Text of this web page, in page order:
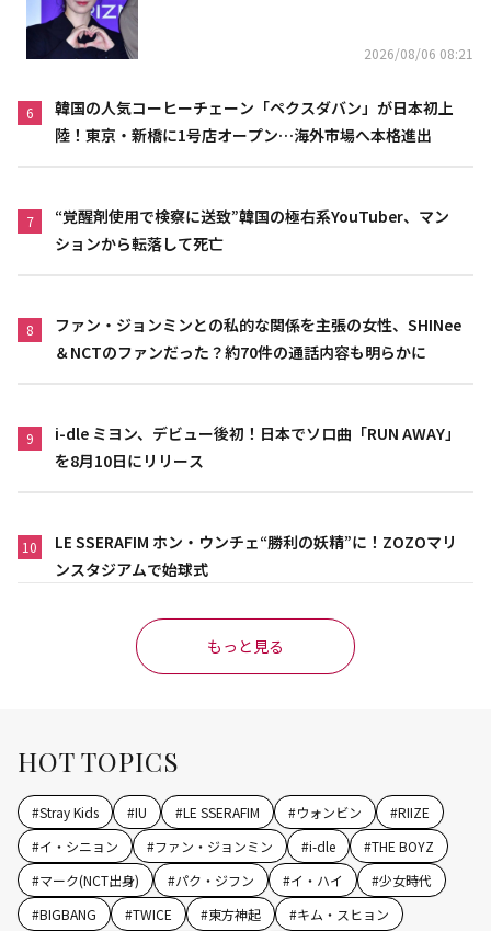
2026/08/06 08:21
6
韓国の人気コーヒーチェーン「ペクスダバン」が日本初上
陸！東京・新橋に1号店オープン…海外市場へ本格進出
7
“覚醒剤使用で検察に送致”韓国の極右系YouTuber、マン
ションから転落して死亡
8
ファン・ジョンミンとの私的な関係を主張の女性、SHINee
＆NCTのファンだった？約70件の通話内容も明らかに
9
i-dle ミヨン、デビュー後初！日本でソロ曲「RUN AWAY」
を8月10日にリリース
10
LE SSERAFIM ホン・ウンチェ“勝利の妖精”に！ZOZOマリ
ンスタジアムで始球式
もっと見る
HOT TOPICS
#Stray Kids #IU #LE SSERAFIM #ウォンビン #RIIZE
#イ・シニョン #ファン・ジョンミン #i-dle #THE BOYZ
#マーク(NCT出身) #パク・ジフン #イ・ハイ #少女時代
#BIGBANG #TWICE #東方神起 #キム・スヒョン